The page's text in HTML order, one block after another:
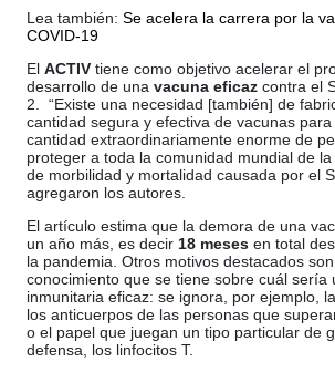
Lea también: Se acelera la carrera por la
COVID-19
ElACTIV tiene como objetivo acelerar el
desarrollo de unavacuna eficaz contra el
2.
“Existe una necesidad [también] de
cantidad segura y efectiva de vacunas
cantidad extraordinariamente enorme de
proteger a toda la comunidad mundial de
de morbilidad y mortalidad causada por el
agregaron los autores.
El artículo estima que la demora de una
un año más, es decir 18 meses en total
la pandemia. Otros motivos destacados
conocimiento que se tiene sobre cuál sería
inmunitaria eficaz: se ignora, por ejemplo,
los anticuerpos de las personas que
o el papel que juegan un tipo particular de
defensa, los linfocitos T.